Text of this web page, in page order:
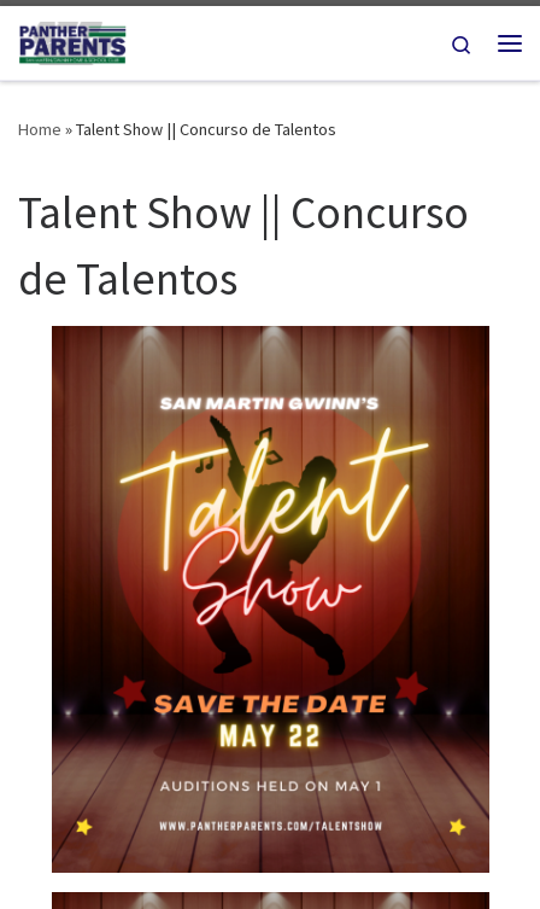
Skip to content
Search
Home »Talent Show || Concurso de Talentos
Talent Show || Concurso
de Talentos